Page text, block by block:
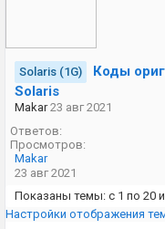
Solaris (1G)
Коды
Solaris
Makar 23 авг 2021
Ответов:
Просмотров:
Makar
23 авг 2021
Показаны темы: с 1 по 20
Настройки отображения